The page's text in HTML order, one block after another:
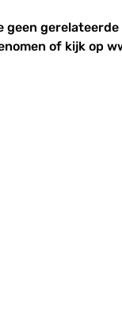
geen
of kijk op